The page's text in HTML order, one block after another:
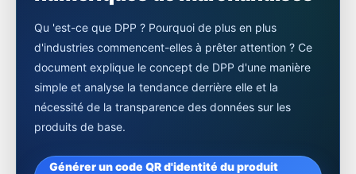
Qu 'est-ce que DPP ? Pourquoi de plus en plus
d'industries commencent-elles à prêter attention ? Ce
document explique le concept de DPP d'une manière
simple et analyse la tendance derrière elle et la
nécessité de la transparence des données sur les
produits de base.
Générer un code QR d'identité du produit